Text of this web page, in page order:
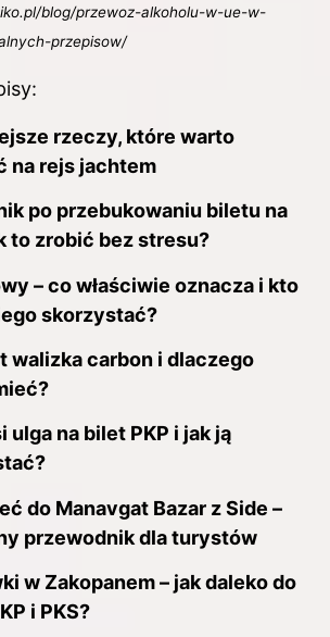
blog/przewoz-alkoholu-w-ue-w-
przepisow/
rzeczy, które warto
na rejs jachtem
po przebukowaniu biletu na
to zrobić bez stresu?
– co właściwie oznacza i kto
skorzystać?
walizka carbon i dlaczego
ulga na bilet PKP i jak ją
do Manavgat Bazar z Side –
przewodnik dla turystów
w Zakopanem – jak daleko do
i PKS?